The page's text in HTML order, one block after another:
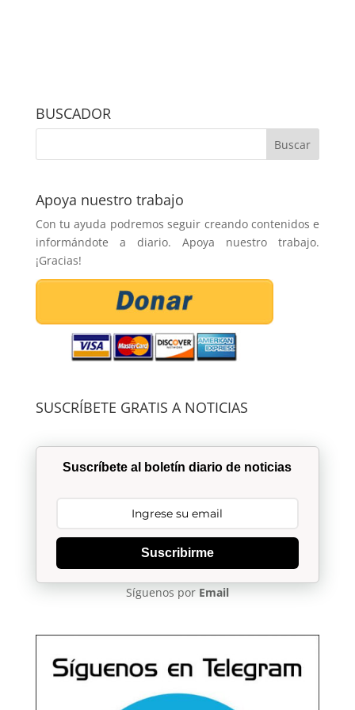
BUSCADOR
Apoya nuestro trabajo
Con tu ayuda podremos seguir creando contenidos e
informándote a diario. Apoya nuestro trabajo.
¡Gracias!
SUSCRÍBETE GRATIS A NOTICIAS
Suscríbete al boletín diario de noticias
Suscribirme
Síguenos por Email